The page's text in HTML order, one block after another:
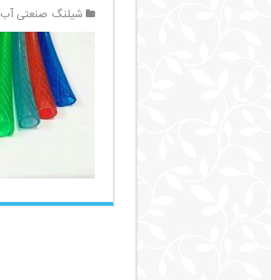
شیلنگ صنعتی آب